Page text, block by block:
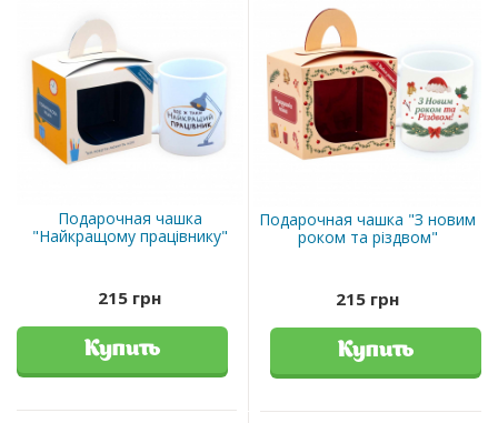
Подарочная чашка
"Найкращому працівнику"
215 грн
Купить
Подарочная чашка "З новим
роком та різдвом"
215 грн
Купить